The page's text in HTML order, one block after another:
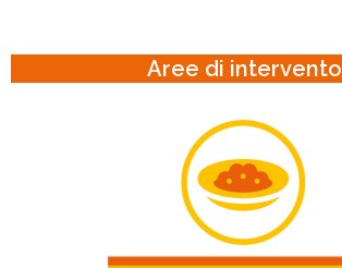
Aree di intervento